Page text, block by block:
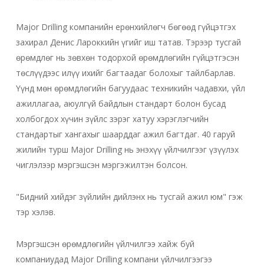
Major Drilling компанийн ерөнхийлөгч бөгөөд гүйцэтгэх
захирал Денис Лароккийн үгийг иш татав. Тэрээр тусгай
өрөмдлөг нь зөвхөн тодорхой өрөмдлөгийн гүйцэтгэсэн
төслүүдээс илүү ихийг багтаадаг болохыг тайлбарлав.
Үүнд мөн өрөмдлөгийн багуудаас техникийн чадавхи, үйл
ажиллагаа, аюулгүй байдлын стандарт болон бусад
холбогдох хүчин зүйлс зэрэг хатуу хэрэглэгчийн
стандартыг хангахыг шаарддаг ажил багтдаг. 40 гаруй
жилийн турш Major Drilling нь энэхүү үйлчилгээг үзүүлэх
чиглэлээр мэргэшсэн мэргэжилтэн болсон.
"Бидний хийдэг зүйлийн дийлэнх нь тусгай ажил юм" гэж
тэр хэлэв.
Мэргэшсэн өрөмдлөгийн үйлчилгээ хайж буй
компаниудад Major Drilling компани үйлчилгээгээ